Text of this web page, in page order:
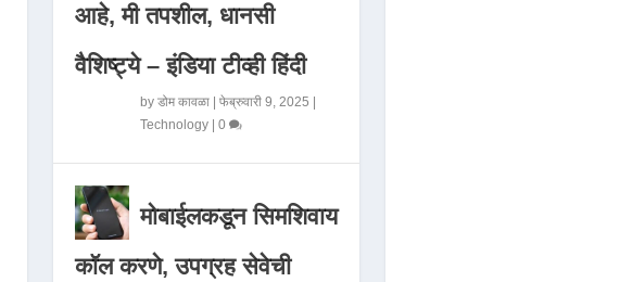
आहे, मी तपशील, धानसी
वैशिष्ट्ये – इंडिया टीव्ही हिंदी
by डोम कावळा| फेब्रुवारी 9, 2025 |
Technology| 0
मोबाईलकडून सिमशिवाय
कॉल करणे, उपग्रह सेवेची